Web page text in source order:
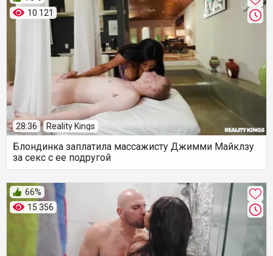
10 121
28:36 Reality Kings
Блондинка заплатила массажисту Джимми Майклзу
за секс с ее подругой
15 356
66%